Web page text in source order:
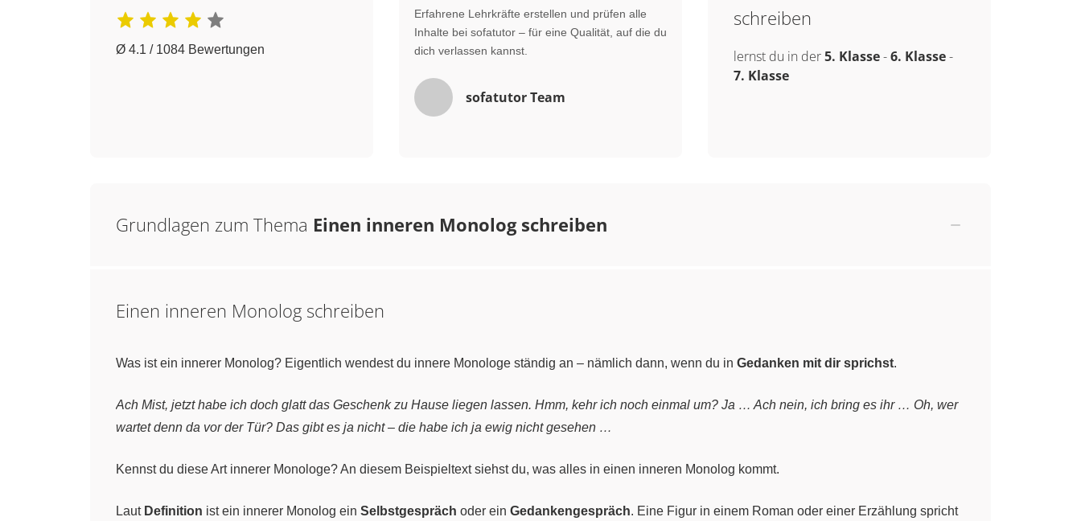
Ø 4.1 / 1084 Bewertungen
Erfahrene Lehrkräfte erstellen und prüfen alle
Inhalte bei sofatutor – für eine Qualität, auf die du
dich verlassen kannst.
sofatutor Team
schreiben
lernst du in der5. Klasse-6. Klasse-
7. Klasse
Grundlagen zum Thema Einen inneren Monolog schreiben
Einen inneren Monolog schreiben
Was ist ein innerer Monolog? Eigentlich wendest du innere Monologe ständig an – nämlich dann, wenn du in Gedanken mit dir sprichst.
Ach Mist, jetzt habe ich doch glatt das Geschenk zu Hause liegen lassen. Hmm, kehr ich noch einmal um? Ja … Ach nein, ich bring es ihr … Oh, wer
wartet denn da vor der Tür? Das gibt es ja nicht – die habe ich ja ewig nicht gesehen …
Kennst du diese Art innerer Monologe? An diesem Beispieltext siehst du, was alles in einen inneren Monolog kommt.
Laut Definition ist ein innerer Monolog ein Selbstgespräch oder ein Gedankengespräch. Eine Figur in einem Roman oder einer Erzählung spricht